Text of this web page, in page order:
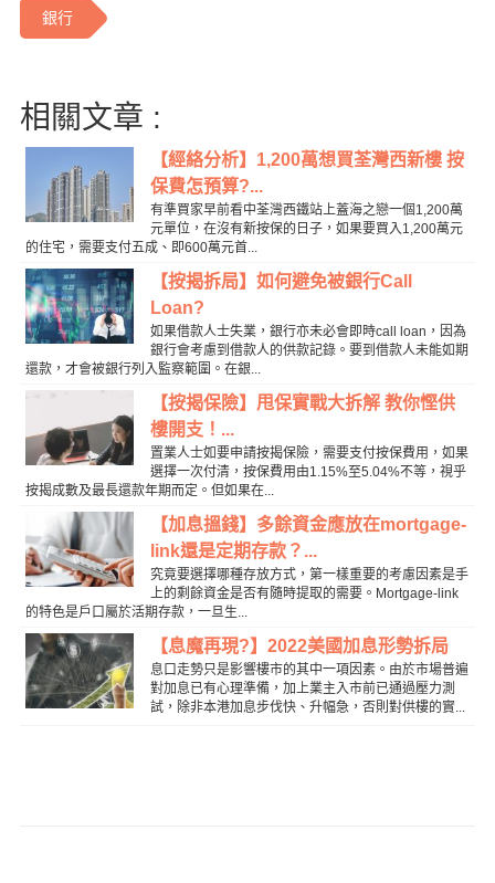
銀行
相關文章 :
【經絡分析】1,200萬想買荃灣西新樓 按
保費怎預算?...
有準買家早前看中荃灣西鐵站上蓋海之戀一個1,200萬
元單位，在沒有新按保的日子，如果要買入1,200萬元
的住宅，需要支付五成、即600萬元首...
【按揭拆局】如何避免被銀行Call
Loan?
如果借款人士失業，銀行亦未必會即時call loan，因為
銀行會考慮到借款人的供款記錄。要到借款人未能如期
還款，才會被銀行列入監察範圍。在銀...
【按揭保險】甩保實戰大拆解 教你慳供
樓開支！...
置業人士如要申請按揭保險，需要支付按保費用，如果
選擇一次付清，按保費用由1.15%至5.04%不等，視乎
按揭成數及最長還款年期而定。但如果在...
【加息搵錢】多餘資金應放在mortgage-
link還是定期存款？...
究竟要選擇哪種存放方式，第一樣重要的考慮因素是手
上的剩餘資金是否有隨時提取的需要。Mortgage-link
的特色是戶口屬於活期存款，一旦生...
【息魔再現?】2022美國加息形勢拆局
息口走勢只是影響樓市的其中一項因素。由於市場普遍
對加息已有心理準備，加上業主入市前已通過壓力測
試，除非本港加息步伐快、升幅急，否則對供樓的實...